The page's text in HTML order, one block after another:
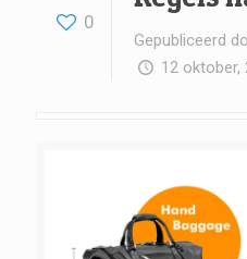
0
Gepubliceerd
12 oktober,